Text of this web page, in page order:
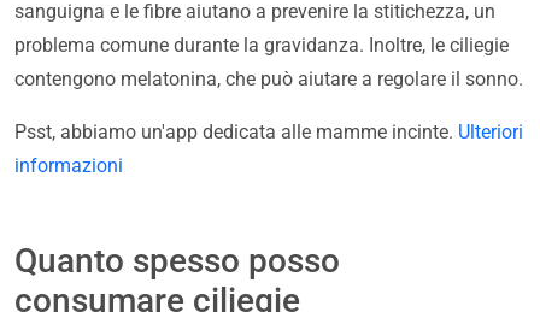
sanguigna e le fibre aiutano a prevenire la stitichezza, un
problema comune durante la gravidanza. Inoltre, le ciliegie
contengono melatonina, che può aiutare a regolare il sonno.
Psst, abbiamo un'app dedicata alle mamme incinte. Ulteriori
informazioni
Quanto spesso posso
consumare ciliegie